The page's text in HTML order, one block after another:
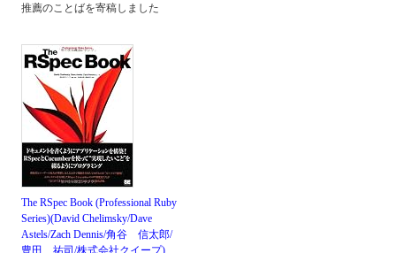
推薦のことばを寄稿しました
The RSpec Book (Professional Ruby
Series)(David Chelimsky/Dave
Astels/Zach Dennis/角谷 信太郎/
豊田 祐司/株式会社クイープ)